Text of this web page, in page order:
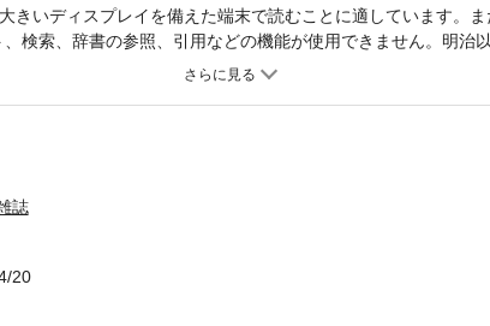
きいディスプレイを備えた端末で読むことに適しています。
検索、辞書の参照、引用などの機能が使用できません。明治
源泉であり続けた。西洋美術の潮流に触れるべく多くの画家が
美術市場における評価や動向にも目を向け、その意義と価値を
誌
20